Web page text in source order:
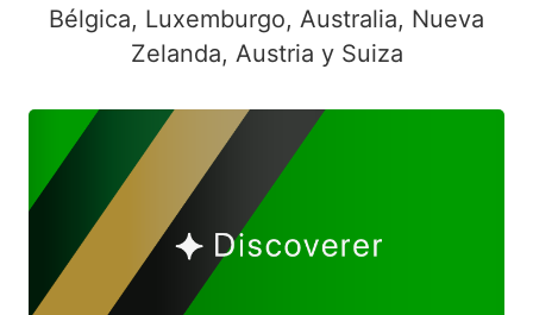
Bélgica, Luxemburgo, Australia, Nueva
Zelanda, Austria y Suiza